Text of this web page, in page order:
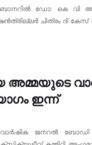
ഡോ: കെ വി
ചിത്രം ദി
ഇന്ന്
ജനറൽ